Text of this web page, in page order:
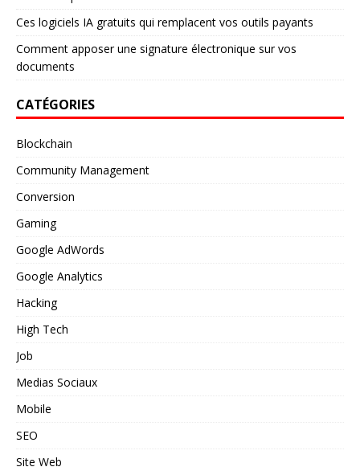
Ces logiciels IA gratuits qui remplacent vos outils payants
Comment apposer une signature électronique sur vos
documents
CATÉGORIES
Blockchain
Community Management
Conversion
Gaming
Google AdWords
Google Analytics
Hacking
High Tech
Job
Medias Sociaux
Mobile
SEO
Site Web